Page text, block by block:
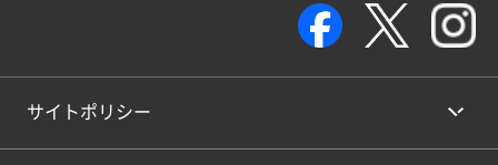
サイトポリシー